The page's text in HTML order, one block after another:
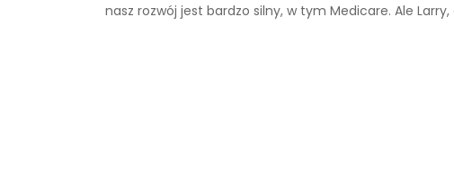
nasz rozwój jest bardzo silny, w tym Medicare. Ale